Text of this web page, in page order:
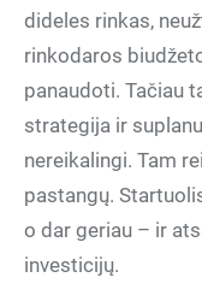
dideles rinkas,
rinkodaros
panaudoti. Tačiau
strategija ir
nereikalingi. Tam
pastangų.
o dar geriau – ir
investicijų.